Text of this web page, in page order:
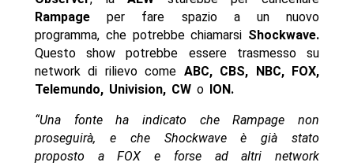
Rampageper fare spazio a un nuovo
programma, che potrebbe chiamarsi Shockwave.
Questo show potrebbe essere trasmesso su
network di rilievo come ABC, CBS, NBC, FOX,
Telemundo, Univision, CWo ION.
“Una fonte ha indicato che Rampage non
proseguirà, e che Shockwave è già stato
proposto a FOX e forse ad altri network